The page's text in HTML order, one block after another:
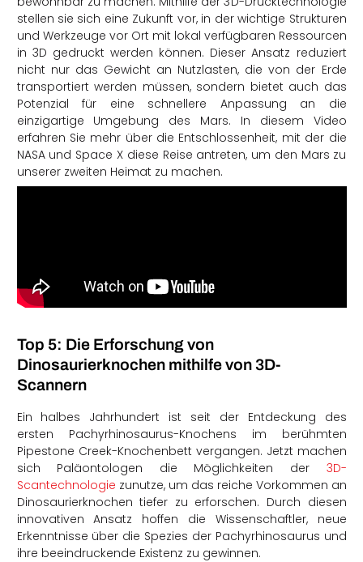
stellen sie sich eine Zukunft vor, in der wichtige Strukturen
und Werkzeuge vor Ort mit lokal verfügbaren Ressourcen
in 3D gedruckt werden können. Dieser Ansatz reduziert
nicht nur das Gewicht an Nutzlasten, die von der Erde
transportiert werden müssen, sondern bietet auch das
Potenzial für eine schnellere Anpassung an die
einzigartige Umgebung des Mars. In diesem Video
erfahren Sie mehr über die Entschlossenheit, mit der die
NASA und Space X diese Reise antreten, um den Mars zu
unserer zweiten Heimat zu machen.
Top 5: Die Erforschung von
Dinosaurierknochen mithilfe von 3D-
Scannern
Ein halbes Jahrhundert ist seit der Entdeckung des
ersten Pachyrhinosaurus-Knochens im berühmten
Pipestone Creek-Knochenbett vergangen. Jetzt machen
sich Paläontologen die Möglichkeiten der 3D-
Scantechnologie zunutze, um das reiche Vorkommen an
Dinosaurierknochen tiefer zu erforschen. Durch diesen
innovativen Ansatz hoffen die Wissenschaftler, neue
Erkenntnisse über die Spezies der Pachyrhinosaurus und
ihre beeindruckende Existenz zu gewinnen.